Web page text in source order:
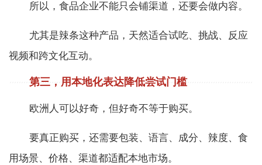
所以，食品企业不能只会铺渠道，还要会做内容。
尤其是辣条这种产品，天然适合试吃、挑战、反应
视频和跨文化互动。
第三，用本地化表达降低尝试门槛
欧洲人可以好奇，但好奇不等于购买。
要真正购买，还需要包装、语言、成分、辣度、食
用场景、价格、渠道都适配本地市场。